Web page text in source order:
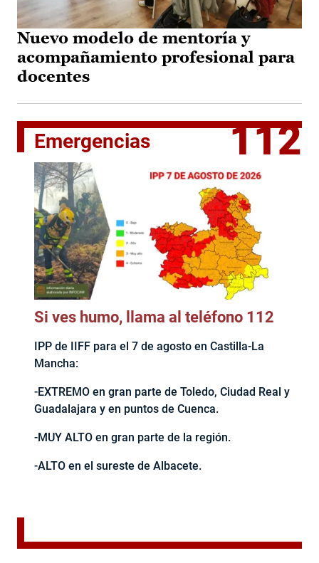
Nuevo modelo de mentoría y
acompañamiento profesional para
docentes
Emergencias 112
Si ves humo, llama al teléfono 112
IPP de IIFF para el 7 de agosto en Castilla-La
Mancha:
-EXTREMO en gran parte de Toledo, Ciudad Real y
Guadalajara y en puntos de Cuenca.
-MUY ALTO en gran parte de la región.
-ALTO en el sureste de Albacete.